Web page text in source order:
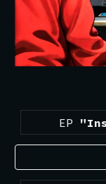
EP "